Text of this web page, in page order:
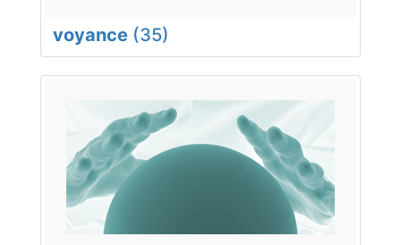
voyance (35)